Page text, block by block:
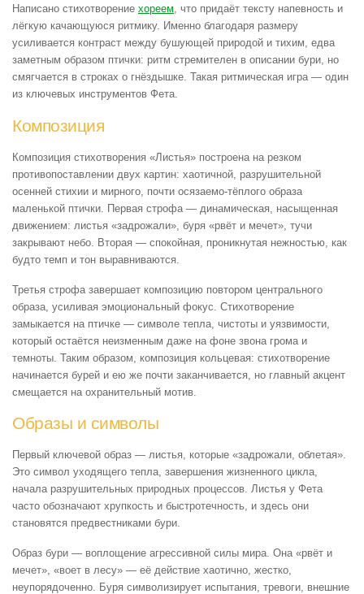
Написано стихотворение хореем, что придаёт тексту напевность и
лёгкую качающуюся ритмику. Именно благодаря размеру
усиливается контраст между бушующей природой и тихим, едва
заметным образом птички: ритм стремителен в описании бури, но
смягчается в строках о гнёздышке. Такая ритмическая игра — один
из ключевых инструментов Фета.
Композиция
Композиция стихотворения «Листья» построена на резком
противопоставлении двух картин: хаотичной, разрушительной
осенней стихии и мирного, почти осязаемо-тёплого образа
маленькой птички. Первая строфа — динамическая, насыщенная
движением: листья «задрожали», буря «рвёт и мечет», тучи
закрывают небо. Вторая — спокойная, проникнутая нежностью, как
будто темп и тон выравниваются.
Третья строфа завершает композицию повтором центрального
образа, усиливая эмоциональный фокус. Стихотворение
замыкается на птичке — символе тепла, чистоты и уязвимости,
который остаётся неизменным даже на фоне звона грома и
темноты. Таким образом, композиция кольцевая: стихотворение
начинается бурей и ею же почти заканчивается, но главный акцент
смещается на охранительный мотив.
Образы и символы
Первый ключевой образ — листья, которые «задрожали, облетая».
Это символ уходящего тепла, завершения жизненного цикла,
начала разрушительных природных процессов. Листья у Фета
часто обозначают хрупкость и быстротечность, и здесь они
становятся предвестниками бури.
Образ бури — воплощение агрессивной силы мира. Она «рвёт и
мечет», «воет в лесу» — её действие хаотично, жестко,
неупорядоченно. Буря символизирует испытания, тревоги, внешние